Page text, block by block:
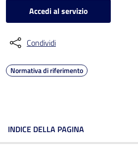
Accedi al servizio
Condividi
Normativa di riferimento
INDICE DELLA PAGINA